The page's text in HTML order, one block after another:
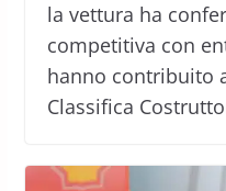
la vettura ha
competitiva con
hanno contribuito
Classifica